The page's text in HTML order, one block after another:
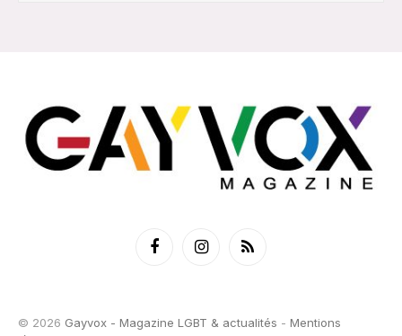
FacebookInstagramRSS
© 2026 Gayvox - Magazine LGBT & actualités - Mentions